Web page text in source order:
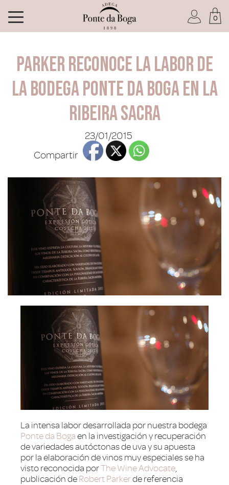
ACCEDER
0
Parker reconoce la labor de
la bodega Ponte da Boga en la
Ribeira Sacra
23/01/2015
Compartir
La intensa labor desarrollada por nuestra bodega
Ponte da Bogaen la investigación y recuperación
de variedades autóctonas de uva y su apuesta
por la elaboración de vinos muy especiales se ha
visto reconocida porThe Wine Advocate
publicación de Robert Parkerde referencia